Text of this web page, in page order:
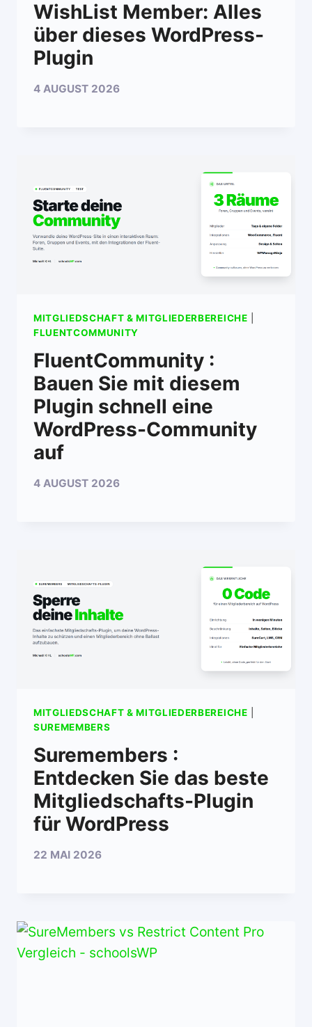
WishList Member: Alles
über dieses WordPress-
Plugin
4 AUGUST 2026
MITGLIEDSCHAFT & MITGLIEDERBEREICHE
FLUENTCOMMUNITY
FluentCommunity :
Bauen Sie mit diesem
Plugin schnell eine
WordPress-Community
auf
4 AUGUST 2026
MITGLIEDSCHAFT & MITGLIEDERBEREICHE
SUREMEMBERS
Suremembers :
Entdecken Sie das beste
Mitgliedschafts-Plugin
für WordPress
22 MAI 2026